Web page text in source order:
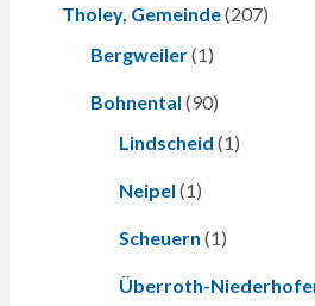
Tholey, Gemeinde(207)
Bergweiler(1)
Bohnental (90)
Lindscheid (1)
Neipel (1)
Scheuern (1)
Überroth-